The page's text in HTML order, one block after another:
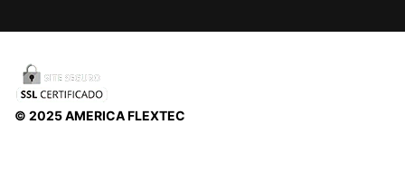
© 2025 AMERICA FLEXTEC